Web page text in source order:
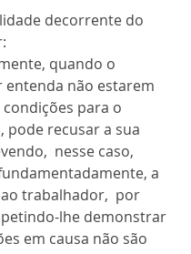
decorrente do
quando o
entenda não estarem
para o
pode recusar a sua
nesse caso,
a
trabalhador,  por
lhe demonstrar
em causa não são